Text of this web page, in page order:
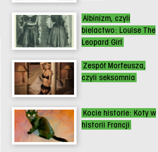
Albinizm, czyli
bielactwo: Louise The
Leopard Girl
Zespół Morfeusza,
czyli seksomnia
Kocie historie: Koty w
historii Francji